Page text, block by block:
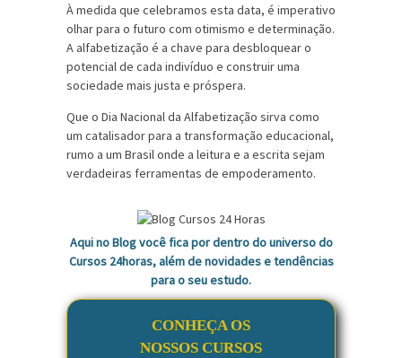
À medida que celebramos esta data, é imperativo
olhar para o futuro com otimismo e determinação.
A alfabetização é a chave para desbloquear o
potencial de cada indivíduo e construir uma
sociedade mais justa e próspera.
Que o Dia Nacional da Alfabetização sirva como
um catalisador para a transformação educacional,
rumo a um Brasil onde a leitura e a escrita sejam
verdadeiras ferramentas de empoderamento.
Aqui no Blog você fica por dentro do universo do
Cursos 24horas, além de novidades e tendências
para o seu estudo.
CONHEÇA OS
NOSSOS CURSOS